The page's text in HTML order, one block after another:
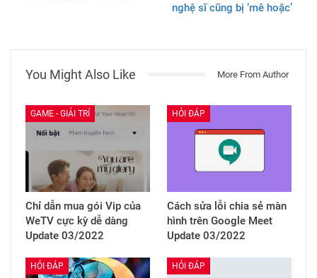
nghệ sĩ cũng bị ‘mê hoặc’
You Might Also Like More From Author
GAME - GIẢI TRÍ
Chỉ dẫn mua gói Vip của
WeTV cực kỳ dễ dàng
Update 03/2022
HỎI ĐÁP
Cách sửa lỗi chia sẻ màn
hình trên Google Meet
Update 03/2022
HỎI ĐÁP HỎI ĐÁP